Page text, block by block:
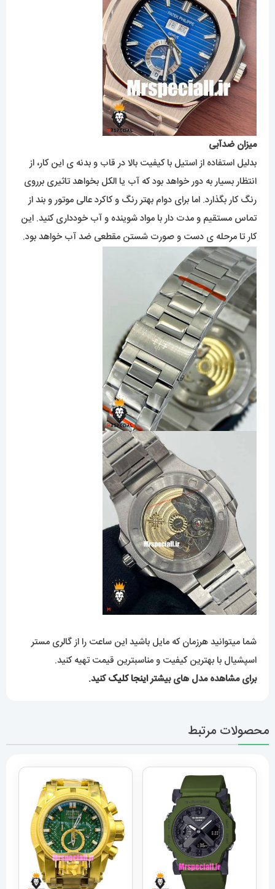
میزان ضدآبی
بدلیل استفاده از استیل با کیفیت بالا در قاب و بدنه ی این کار، از
انتظار بسیار به دور خواهد بود که آب یا الکل بخواهد تاثیری برروی
رنگ کار بگذارد. اما برای دوام بهتر رنگ و کاکرد عالی موتور و بند از
تماس مستقیم و مدت دار با مواد شوینده و آب خودداری کنید. این
کار تا مرحله ی دست و صورت شستن مقطعی ضد آب خواهد بود.
شما میتوانید هرزمان که مایل باشید این ساعت را از گالری مستر
اسپشیال با بهترین کیفیت و مناسبترین قیمت تهیه کنید.
برای مشاهده مدل های بیشتراینجا کلیککنید.
محصولات مرتبط